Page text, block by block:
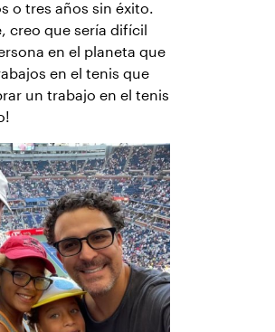
o tres años sin éxito.
creo que sería difícil
en el planeta que
en el tenis que
un trabajo en el tenis